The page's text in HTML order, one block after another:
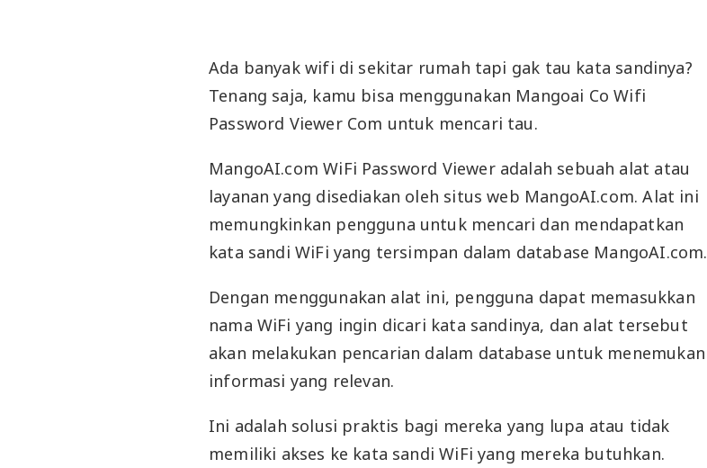
Ada banyak wifi di sekitar rumah tapi gak tau kata sandinya?
Tenang saja, kamu bisa menggunakan Mangoai Co Wifi
Password Viewer Com untuk mencari tau.
MangoAI.com WiFi Password Viewer adalah sebuah alat atau
layanan yang disediakan oleh situs web MangoAI.com. Alat ini
memungkinkan pengguna untuk mencari dan mendapatkan
kata sandi WiFi yang tersimpan dalam database MangoAI.com.
Dengan menggunakan alat ini, pengguna dapat memasukkan
nama WiFi yang ingin dicari kata sandinya, dan alat tersebut
akan melakukan pencarian dalam database untuk menemukan
informasi yang relevan.
Ini adalah solusi praktis bagi mereka yang lupa atau tidak
memiliki akses ke kata sandi WiFi yang mereka butuhkan.